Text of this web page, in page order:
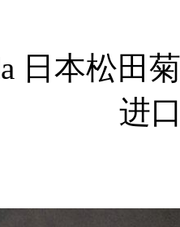
日本松田
进